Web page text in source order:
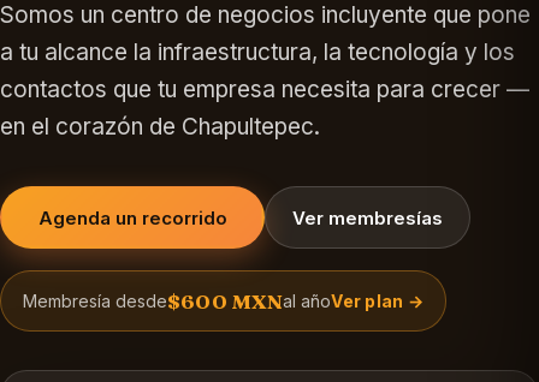
Somos un centro de negocios incluyente que pone
a tu alcance la infraestructura, la tecnología y los
contactos que tu empresa necesita para crecer —
en el corazón de Chapultepec.
Agenda un recorrido Ver membresías
Membresía desde$600 MXNal añoVer plan →
Habla con Linbix
Te respondemos en segundos